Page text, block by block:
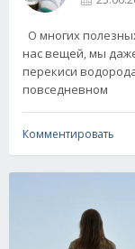
О многих
нас вещей, мы
перекиси
повседневном
Комментировать